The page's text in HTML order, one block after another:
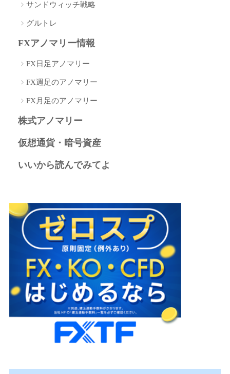
サンドウィッチ戦略
グルトレ
FXアノマリー情報
FX日足アノマリー
FX週足のアノマリー
FX月足のアノマリー
株式アノマリー
仮想通貨・暗号資産
いいから読んでみてよ